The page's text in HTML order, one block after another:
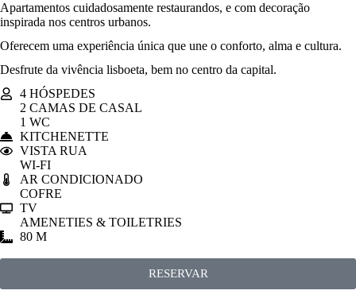
Apartamentos cuidadosamente restaurandos, e com decoração
inspirada nos centros urbanos.
Oferecem uma experiência única que une o conforto, alma e cultura.
Desfrute da vivência lisboeta, bem no centro da capital.
4 HÓSPEDES
2 CAMAS DE CASAL
1 WC
KITCHENETTE
VISTA RUA
WI-FI
AR CONDICIONADO
COFRE
TV
AMENETIES & TOILETRIES
80 M
RESERVAR